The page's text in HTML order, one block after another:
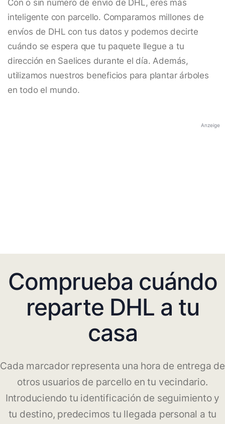
Con o sin número de envío de DHL, eres más
inteligente con parcello. Comparamos millones de
envíos de DHL con tus datos y podemos decirte
cuándo se espera que tu paquete llegue a tu
dirección en Saelices durante el día. Además,
utilizamos nuestros beneficios para plantar árboles
en todo el mundo.
Anzeige
Comprueba cuándo
reparte DHL a tu
casa
Cada marcador representa una hora de entrega de
otros usuarios de parcello en tu vecindario.
Introduciendo tu identificación de seguimiento y
tu destino, predecimos tu llegada personal a tu